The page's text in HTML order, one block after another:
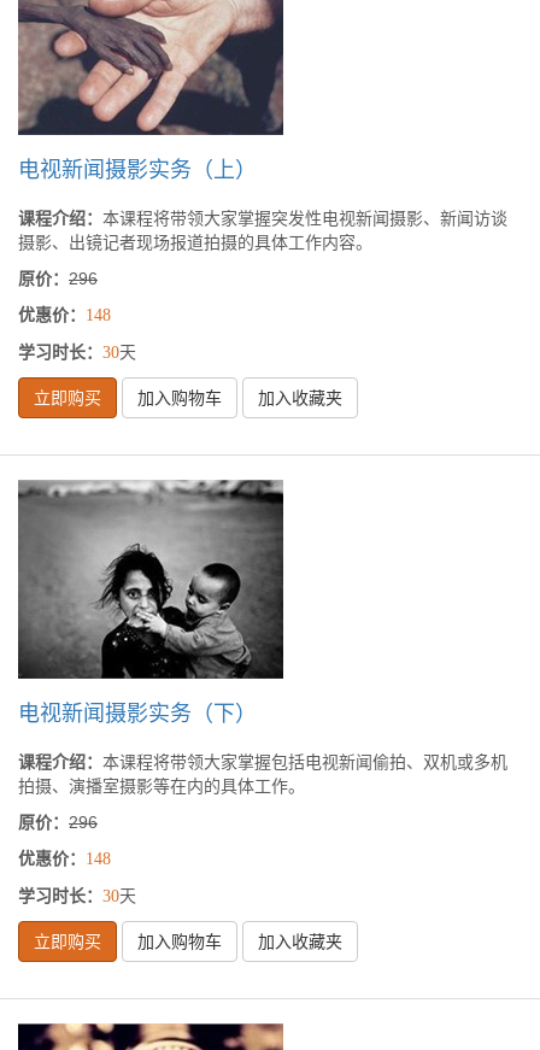
电视新闻摄影实务（上）
课程介绍： 本课程将带领大家掌握突发性电视新闻摄影、新闻访谈
摄影、出镜记者现场报道拍摄的具体工作内容。
原价： 296
优惠价： 148
学习时长： 30天
立即购买 加入购物车 加入收藏夹
电视新闻摄影实务（下）
课程介绍： 本课程将带领大家掌握包括电视新闻偷拍、双机或多机
拍摄、演播室摄影等在内的具体工作。
原价： 296
优惠价： 148
学习时长： 30天
立即购买 加入购物车 加入收藏夹